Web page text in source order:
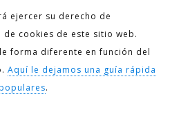
ejercer su derecho de
cookies de este sitio web.
forma diferente en función del
Aquí le dejamos una guía rápida
.